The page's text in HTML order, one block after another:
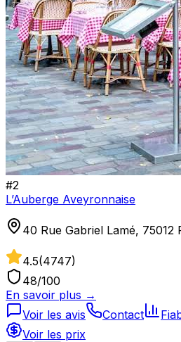
#2
L’Auberge Aveyronnaise
40 Rue Gabriel Lamé, 75012
4.5(4747)
48/100
En savoir plus →
Voir les avis
Contact
Voir les prix